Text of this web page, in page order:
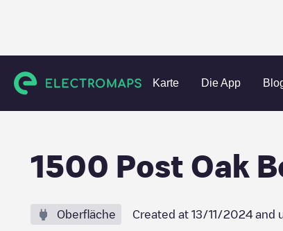
Karte Die App
Charging stations Vereinigte Staaten Harris County
1500 Post Oak
Oberfläche Created at 13/11/2024 and